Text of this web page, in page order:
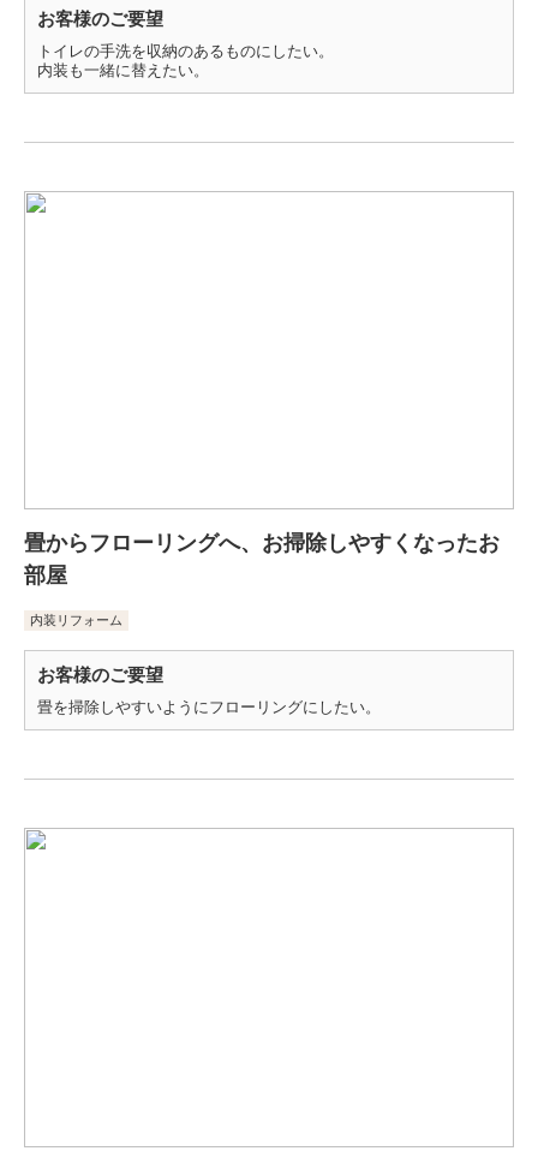
お客様のご要望
トイレの手洗を収納のあるものにしたい。
内装も一緒に替えたい。
畳からフローリングへ、お掃除しやすくなったお
部屋
内装リフォーム
お客様のご要望
畳を掃除しやすいようにフローリングにしたい。